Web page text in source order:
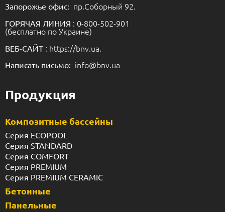
Запорожье офис: пр.Соборный 92.
ГОРЯЧАЯ ЛИНИЯ : 0-800-502-901
(бесплатно по Украине)
ВЕБ-САЙТ : https://bnv.ua.
Написать письмо: info@bnv.ua
Продукция
Композитные бассейны
Серия ECOPOOL
Серия STANDARD
Серия COMFORT
Серия PREMIUM
Серия PREMIUM CERAMIC
Бетонные
Панельные